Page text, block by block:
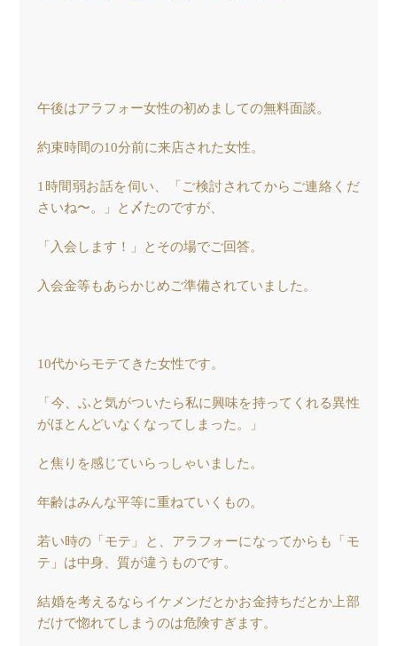
午後はアラフォー女性の初めましての無料面談。
約束時間の10分前に来店された女性。
1時間弱お話を伺い、「ご検討されてからご連絡くだ
さいね〜。」と〆たのですが、
「入会します！」とその場でご回答。
入会金等もあらかじめご準備されていました。
10代からモテてきた女性です。
「今、ふと気がついたら私に興味を持ってくれる異性
がほとんどいなくなってしまった。」
と焦りを感じていらっしゃいました。
年齢はみんな平等に重ねていくもの。
若い時の「モテ」と、アラフォーになってからも「モ
テ」は中身、質が違うものです。
結婚を考えるならイケメンだとかお金持ちだとか上部
だけで惚れてしまうのは危険すぎます。